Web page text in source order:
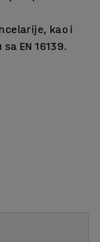
kao i
EN 16139.